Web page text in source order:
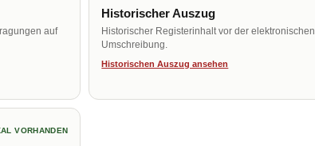
auf
Historischer Auszug
Historischer Registerinhalt vor der elektronischen
Umschreibung.
Historischen Auszug ansehen
VORHANDEN